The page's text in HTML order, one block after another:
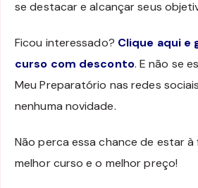
se destacar e alcançar seus
Ficou interessado? Clique aqui e
curso com desconto. E não se
Meu Preparatório nas redes
nenhuma novidade.
Não perca essa chance de estar
melhor curso e o melhor preço!